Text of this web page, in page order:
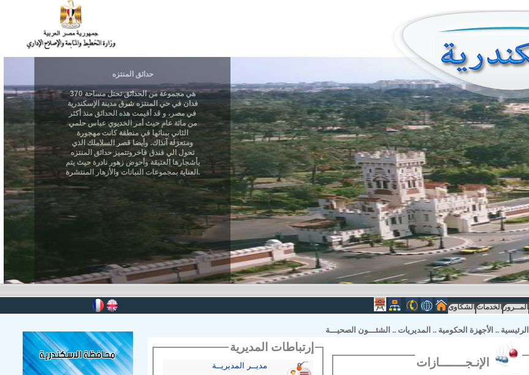
المــرور الخدمات الشكاوى
الرئيسية .. الأجهزة الحكومية .. المديريات .. الشئـــون الصحيـــة
إرتباطات المديرية
مديــر المديريــة